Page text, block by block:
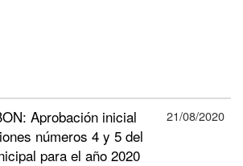
Aprobación inicial
números 4 y 5 del
para el año 2020
21/08/2020